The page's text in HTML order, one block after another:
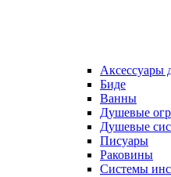
Аксессуары
Биде
Ванны
Душевые
Душевые
Писуары
Раковины
Системы